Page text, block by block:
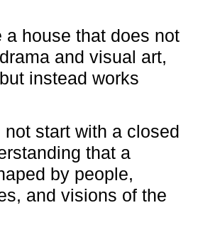
house that does not
and visual art,
instead works
start with a closed
that a
by people,
and visions of the